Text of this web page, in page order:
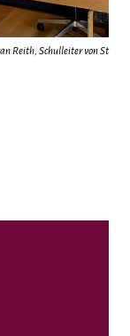
Reith, Schulleiter von St